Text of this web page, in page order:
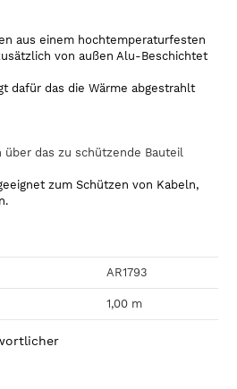
aus einem hochtemperaturfesten
von außen Alu-Beschichtet
dafür das die Wärme abgestrahlt
über das zu schützende Bauteil
zum Schützen von Kabeln,
AR1793
1,00 m